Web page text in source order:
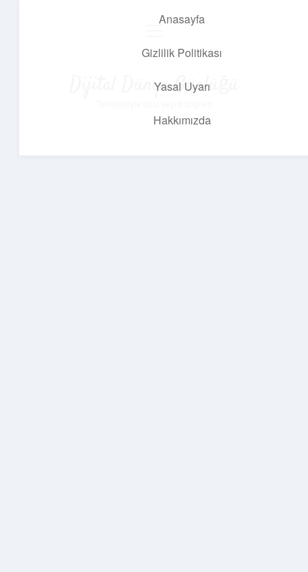
Anasayfa
Gizlilik Politikası
Yasal Uyarı
Hakkımızda
Dijital Dünya Günlüğü